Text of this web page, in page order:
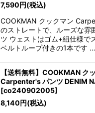
7,590円(税込)
COOKMAN クックマン
のストレートで、ルーズな雰
ツ ウェストはゴム+紐仕様で
ベルトループ付きの1本です …
【送料無料】COOKMAN ク
Carpenter's パンツ DENIM
[co240902005]
8,140円(税込)